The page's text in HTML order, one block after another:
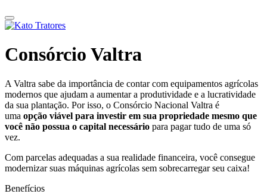
Consórcio Valtra
A Valtra sabe da importância de contar com equipamentos agrícolas
modernos que ajudam a aumentar a produtividade e a lucratividade
da sua plantação. Por isso, o Consórcio Nacional Valtra é
uma opção viável para investir em sua propriedade mesmo que
você não possua o capital necessário para pagar tudo de uma só
vez.
Com parcelas adequadas a sua realidade financeira, você consegue
modernizar suas máquinas agrícolas sem sobrecarregar seu caixa!
Benefícios